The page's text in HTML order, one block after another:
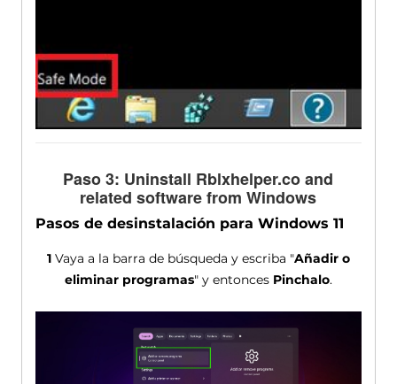
Paso 3: Uninstall Rblxhelper.co and
related software from Windows
Pasos de desinstalación para Windows 11
1Vaya a la barra de búsqueda y escriba "Añadir o
eliminar programas" y entonces Pinchalo.